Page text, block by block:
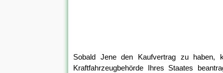
Sobald Jene den Kaufvertrag zu haben,
Kraftfahrzeugbehörde Ihres Staates